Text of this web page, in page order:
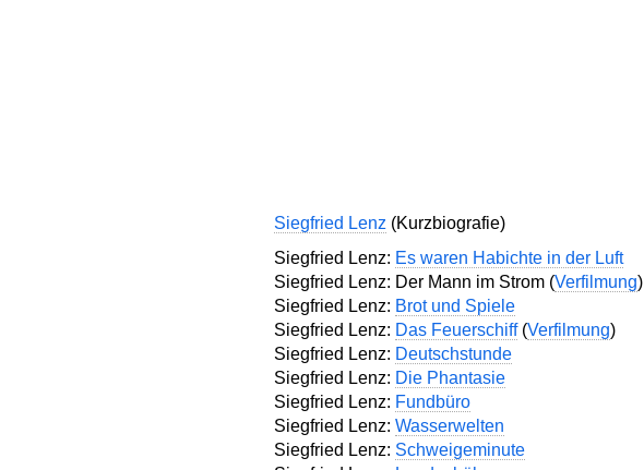
Siegfried Lenz (Kurzbiografie)
Siegfried Lenz: Es waren Habichte in der Luft
Siegfried Lenz: Der Mann im Strom (Verfilmung)
Siegfried Lenz: Brot und Spiele
Siegfried Lenz: Das Feuerschiff(Verfilmung)
Siegfried Lenz: Deutschstunde
Siegfried Lenz: Die Phantasie
Siegfried Lenz: Fundbüro
Siegfried Lenz: Wasserwelten
Siegfried Lenz: Schweigeminute